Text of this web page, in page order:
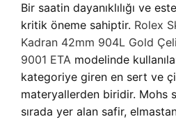
Bir saatin dayanıklılığı ve
kritik öneme sahiptir. Rolex
Kadran 42mm 904L Gold
9001 ETA modelinde
kategoriye giren en sert ve
materyallerden biridir. Mohs
sırada yer alan safir,